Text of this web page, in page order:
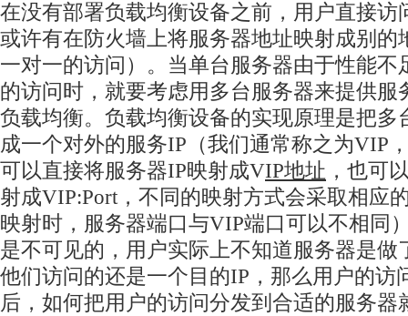
在没有部署负载均衡设备之前，用户直接访
或许有在防火墙上将服务器地址映射成别的
一对一的访问）。当单台服务器由于性能不
的访问时，就要考虑用多台服务器来提供服
负载均衡。负载均衡设备的实现原理是把多
成一个对外的服务IP（我们通常称之为VIP
可以直接将服务器IP映射成VIP地址 ，也可
射成VIP:Port，不同的映射方式会采取相应
映射时，服务器端口与VIP端口可以不相同
是不可见的，用户实际上不知道服务器是做
他们访问的还是一个目的IP，那么用户的访
后，如何把用户的访问分发到合适的服务器